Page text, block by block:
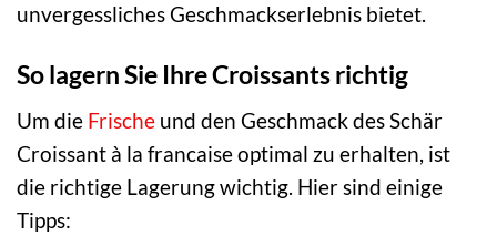
unvergessliches Geschmackserlebnis bietet.
So lagern Sie Ihre Croissants richtig
Um die Frische und den Geschmack des Schär
Croissant à la francaise optimal zu erhalten, ist
die richtige Lagerung wichtig. Hier sind einige
Tipps: